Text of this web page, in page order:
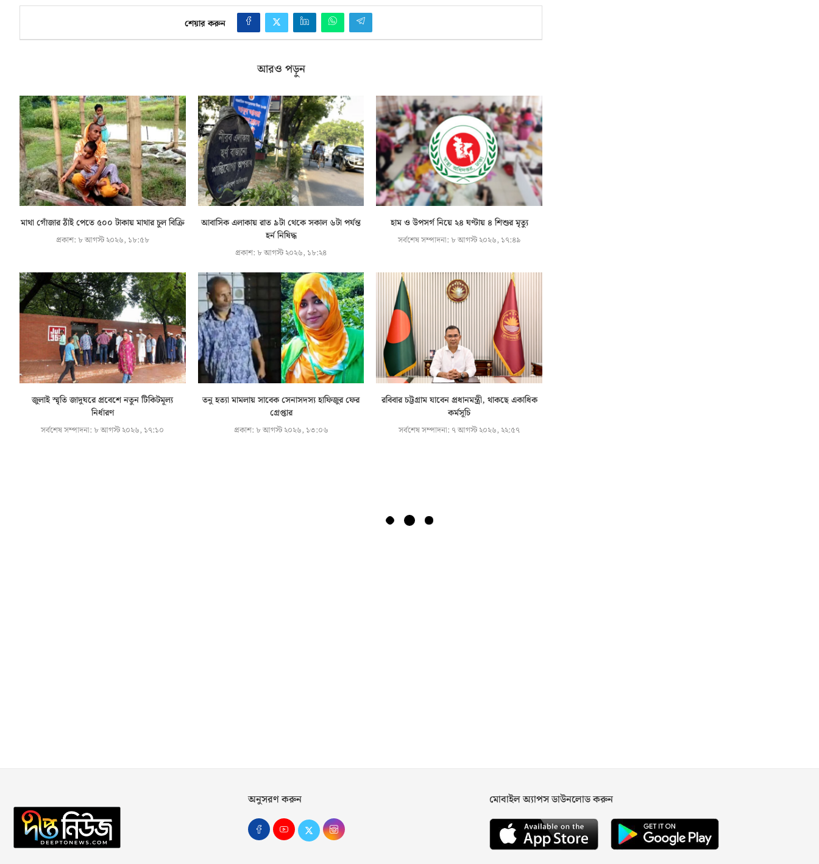
শেয়ার করুন
আরও পড়ুন
মাথা গোঁজার ঠাঁই পেতে ৫০০ টাকায় মাথার চুল বিক্রি
প্রকাশ: ৮ আগস্ট ২০২৬, ১৮:৫৮
আবাসিক এলাকায় রাত ৯টা থেকে সকাল ৬টা পর্যন্ত
হর্ন নিষিদ্ধ
প্রকাশ: ৮ আগস্ট ২০২৬, ১৮:২৪
হাম ও উপসর্গ নিয়ে ২৪ ঘণ্টায় ৪ শিশুর মৃত্যু
সর্বশেষ সম্পাদনা: ৮ আগস্ট ২০২৬, ১৭:৪৯
জুলাই স্মৃতি জাদুঘরে প্রবেশে নতুন টিকিটমূল্য
নির্ধারণ
সর্বশেষ সম্পাদনা: ৮ আগস্ট ২০২৬, ১৭:১০
তনু হত্যা মামলায় সাবেক সেনাসদস্য হাফিজুর ফের
গ্রেপ্তার
প্রকাশ: ৮ আগস্ট ২০২৬, ১৩:০৬
রবিবার চট্টগ্রাম যাবেন প্রধানমন্ত্রী, থাকছে একাধিক
কর্মসূচি
সর্বশেষ সম্পাদনা: ৭ আগস্ট ২০২৬, ২২:৫৭
অনুসরণ করুন মোবাইল অ্যাপস ডাউনলোড করুন